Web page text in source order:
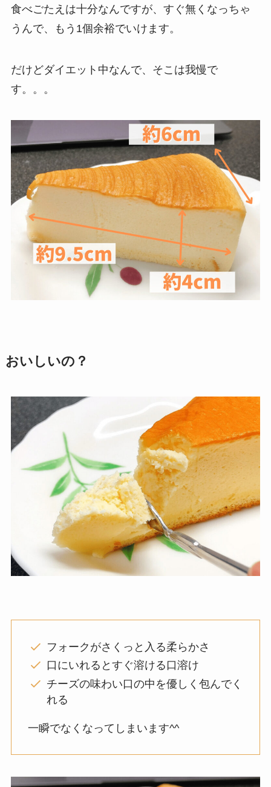
食べごたえは十分なんですが、すぐ無くなっちゃ
うんで、もう1個余裕でいけます。
だけどダイエット中なんで、そこは我慢で
す。。。
おいしいの？
フォークがさくっと入る柔らかさ
口にいれるとすぐ溶ける口溶け
チーズの味わい口の中を優しく包んでく
れる
一瞬でなくなってしまいます^^